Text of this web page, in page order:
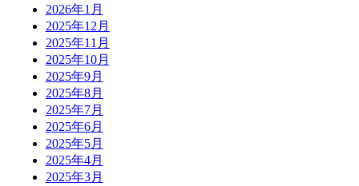
2026年1月
2025年12月
2025年11月
2025年10月
2025年9月
2025年8月
2025年7月
2025年6月
2025年5月
2025年4月
2025年3月